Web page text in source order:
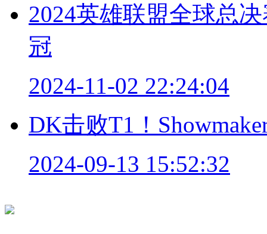
2024英雄联盟全球总
冠
2024-11-02 22:24:04
DK击败T1！
2024-09-13 15:52:32